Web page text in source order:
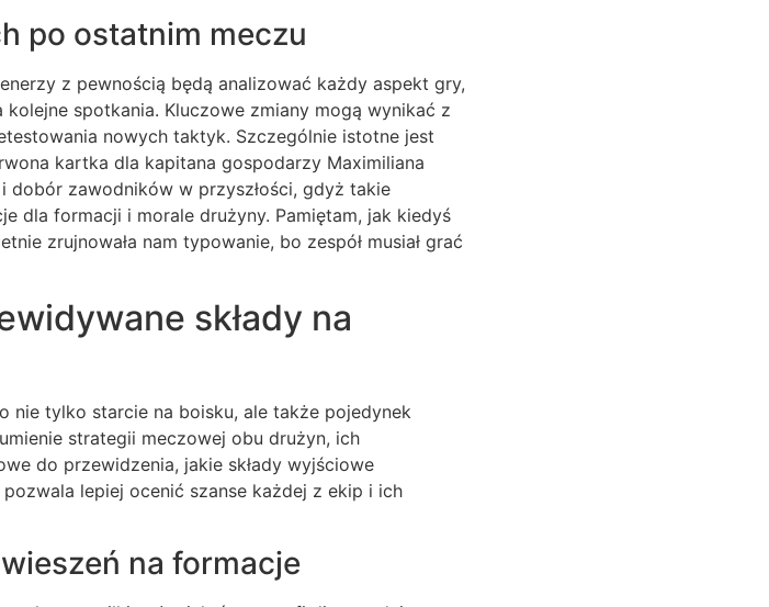
po ostatnim meczu
z pewnością będą analizować każdy aspekt gry,
spotkania. Kluczowe zmiany mogą wynikać z
nowych taktyk. Szczególnie istotne jest
kartka dla kapitana gospodarzy Maximiliana
dobór zawodników w przyszłości, gdyż takie
dla formacji i morale drużyny. Pamiętam, jak kiedyś
zrujnowała nam typowanie, bo zespół musiał grać
składy na
nie tylko starcie na boisku, ale także pojedynek
strategii meczowej obu drużyn, ich
do przewidzenia, jakie składy wyjściowe
lepiej ocenić szanse każdej z ekip i ich
na formacje